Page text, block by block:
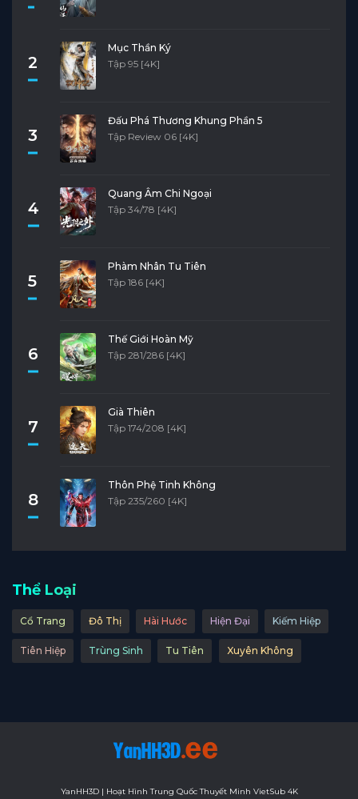
2
Mục Thần Ký
Tập 95 [4K]
3
Đấu Phá Thương Khung Phần 5
Tập Review 06 [4K]
4
Quang Âm Chi Ngoại
Tập 34/78 [4K]
5
Phàm Nhân Tu Tiên
Tập 186 [4K]
6
Thế Giới Hoàn Mỹ
Tập 281/286 [4K]
7
Già Thiên
Tập 174/208 [4K]
8
Thôn Phệ Tinh Không
Tập 235/260 [4K]
Thể Loại
Cổ Trang Đô Thị Hài Hước Hiện Đại Kiếm Hiệp
Tiên Hiệp Trùng Sinh Tu Tiên Xuyên Không
YanHH3D | Hoạt Hình Trung Quốc Thuyết Minh VietSub 4K